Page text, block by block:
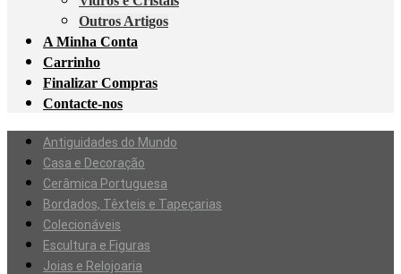
Outros Artigos
A Minha Conta
Carrinho
Finalizar Compras
Contacte-nos
Antiguidades do Mundo
Casa e Decoração
Cerâmica Portuguesa
Bordados, Têxteis e Tapeçarias
Colecionáveis
Escultura e Figuras
Joias e Relojoaria